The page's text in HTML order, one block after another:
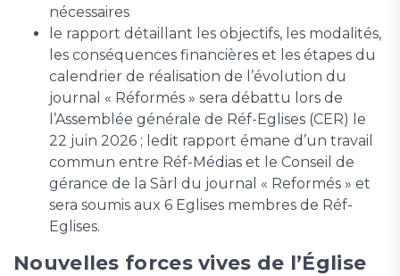
nécessaires
le rapport détaillant les objectifs, les modalités,
les conséquences financières et les étapes du
calendrier de réalisation de l’évolution du
journal « Réformés » sera débattu lors de
l’Assemblée générale de Réf-Eglises (CER) le
22 juin 2026 ; ledit rapport émane d’un travail
commun entre Réf-Médias et le Conseil de
gérance de la Sàrl du journal « Reformés » et
sera soumis aux 6 Eglises membres de Réf-
Eglises.
Nouvelles forces vives de l’Église